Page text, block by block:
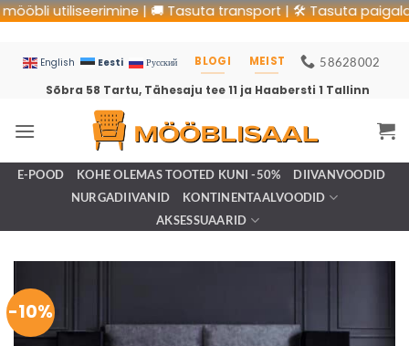
English Eesti Русский BLOGI MEIST 58628002
Sõbra 58 Tartu, Tähesaju tee 11 ja Haabersti 1 Tallinn
E-POOD KOHE OLEMAS TOOTED KUNI -50%
DIIVANVOODID
NURGADIIVANID
KONTINENTAALVOODID
AKSESSUAARID
-10%